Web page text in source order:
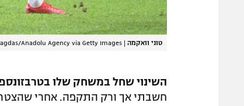
טוני וואקמה |
Anadolu Agency via Getty Images
השינוי שחל במשחק שלו
חשבתי אך ורק התקפה. אחרי